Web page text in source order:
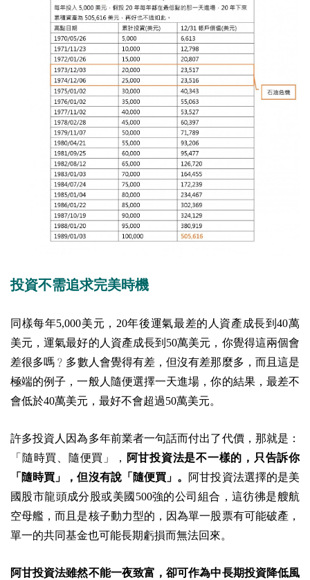
投資不需追求完美時機
同樣每年5,000美元，20年後運氣最差的人資產成長到40萬
美元，運氣最好的人資產成長到50萬美元，你覺得這兩個會
差很多嗎 ﹖ 多數人會覺得有差，但沒有差那麼多，而且這是
極端的例子，一般人隨便選擇一天進場，你的結果，最差不
會低於40萬美元，最好不會超過50萬美元。
許多投資人因為多年前業者一句話而付出了代價，那就是：
「隨時買、隨便買」， 阿甘投資法是不一樣的，只告訴你
「隨時買」，但沒有說「隨便買」。
阿甘投資法選擇的是美
國股市龍頭成分股或美國500強的公司組合，這彷彿是艘航
空母艦，而且是核子動力型的，因為單一股票有可能破產，
單一的共同基金也可能長期虧損而無法回來。
阿甘投資法雖然不能一夜致富，卻可作為中長期投資降低風